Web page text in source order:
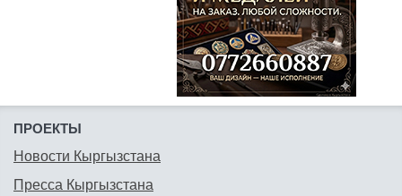
ПРОЕКТЫ
Новости Кыргызстана
Пресса Кыргызстана